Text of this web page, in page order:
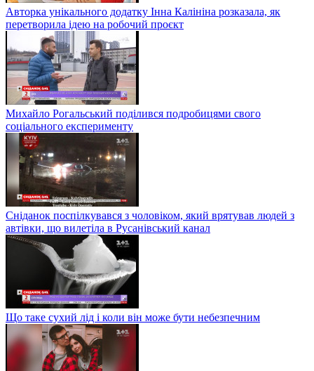
Авторка унікального додатку Інна Калініна розказала, як
перетворила ідею на робочий проєкт
Михайло Рогальський поділився подробицями свого
соціального експерименту
Сніданок поспілкувався з чоловіком, який врятував людей з
автівки, що вилетіла в Русанівський канал
Що таке сухий лід і коли він може бути небезпечним